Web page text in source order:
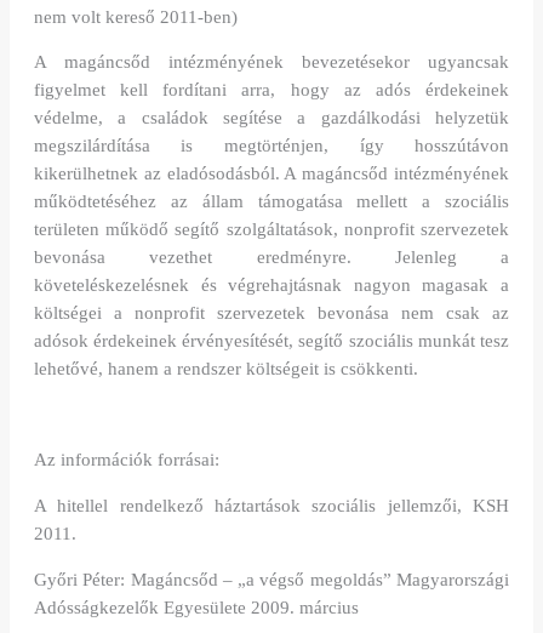
nem volt kereső 2011-ben)
A magáncsőd intézményének bevezetésekor ugyancsak
figyelmet kell fordítani arra, hogy az adós érdekeinek
védelme, a családok segítése a gazdálkodási helyzetük
megszilárdítása is megtörténjen, így hosszútávon
kikerülhetnek az eladósodásból. A magáncsőd intézményének
működtetéséhez az állam támogatása mellett a szociális
területen működő segítő szolgáltatások, nonprofit szervezetek
bevonása vezethet eredményre. Jelenleg a
követeléskezelésnek és végrehajtásnak nagyon magasak a
költségei a nonprofit szervezetek bevonása nem csak az
adósok érdekeinek érvényesítését, segítő szociális munkát tesz
lehetővé, hanem a rendszer költségeit is csökkenti.
Az információk forrásai:
A hitellel rendelkező háztartások szociális jellemzői, KSH
2011.
Győri Péter: Magáncsőd – „a végső megoldás” Magyarországi
Adósságkezelők Egyesülete 2009. március